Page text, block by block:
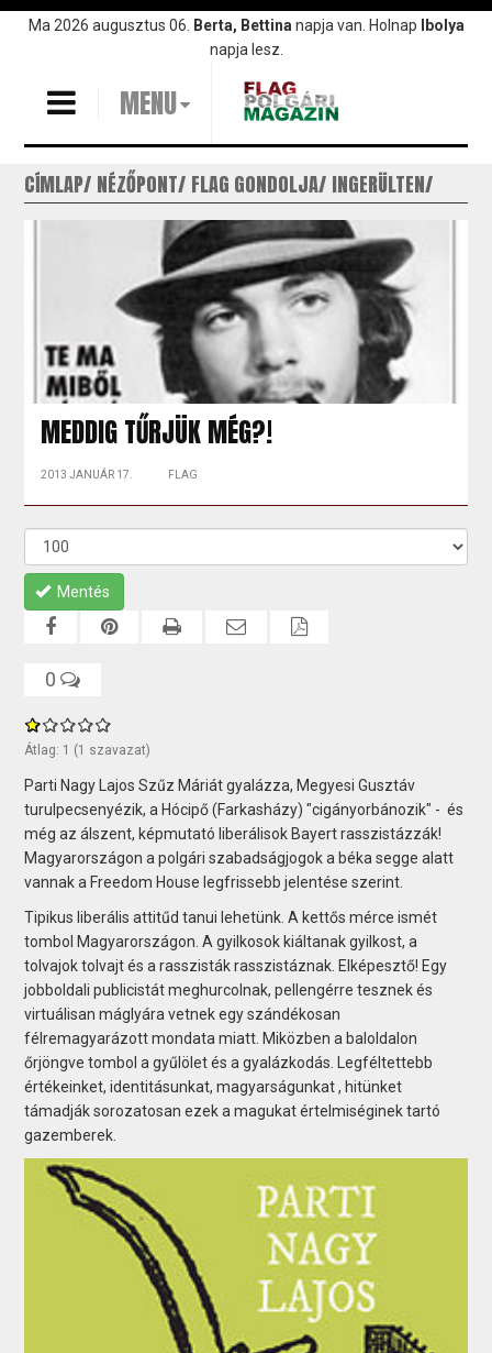
UgrásMa 2026 augusztus 06. Berta, Bettina napja van. Holnap
Ibolya
napja lesz.
MENU
CÍMLAP NÉZŐPONT FLAG GONDOLJA INGERÜLTEN
MEDDIG TŰRJÜK MÉG?!
2013 JANUÁR 17. FLAG
Mentés
0
Átlag: 1 (1 szavazat)
Parti Nagy Lajos Szűz Máriát gyalázza, Megyesi Gusztáv
turulpecsenyézik, a Hócipő (Farkasházy) "cigányorbánozik" - és
még az álszent, képmutató liberálisok Bayert rasszistázzák!
Magyarországon a polgári szabadságjogok a béka segge alatt
vannak a Freedom House legfrissebb jelentése szerint.
Tipikus liberális attitűd tanui lehetünk. A kettős mérce ismét
tombol Magyarországon. A gyilkosok kiáltanak gyilkost, a
tolvajok tolvajt és a rasszisták rasszistáznak. Elképesztő! Egy
jobboldali publicistát meghurcolnak, pellengérre tesznek és
virtuálisan máglyára vetnek egy szándékosan
félremagyarázott mondata miatt. Miközben a baloldalon
őrjöngve tombol a gyűlölet és a gyalázkodás. Legféltettebb
értékeinket, identitásunkat, magyarságunkat , hitünket
támadják sorozatosan ezek a magukat értelmiséginek tartó
gazemberek.